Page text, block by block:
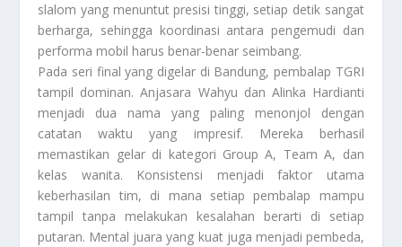
slalom yang menuntut presisi tinggi, setiap detik sangat
berharga, sehingga koordinasi antara pengemudi dan
performa mobil harus benar-benar seimbang.
Pada seri final yang digelar di Bandung, pembalap TGRI
tampil dominan. Anjasara Wahyu dan Alinka Hardianti
menjadi dua nama yang paling menonjol dengan
catatan waktu yang impresif. Mereka berhasil
memastikan gelar di kategori Group A, Team A, dan
kelas wanita. Konsistensi menjadi faktor utama
keberhasilan tim, di mana setiap pembalap mampu
tampil tanpa melakukan kesalahan berarti di setiap
putaran. Mental juara yang kuat juga menjadi pembeda,